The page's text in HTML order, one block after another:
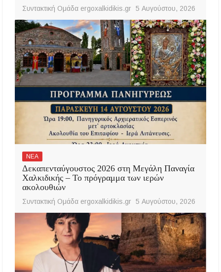
Συντακτική Ομάδα ergoxalkidikis.gr 5 Αυγούστου, 2026
ΝΕΑ
Δεκαπενταύγουστος 2026 στη Μεγάλη Παναγία
Χαλκιδικής – Το πρόγραμμα των ιερών
ακολουθιών
Συντακτική Ομάδα ergoxalkidikis.gr 5 Αυγούστου, 2026